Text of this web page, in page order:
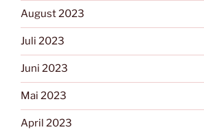
August 2023
Juli 2023
Juni 2023
Mai 2023
April 2023